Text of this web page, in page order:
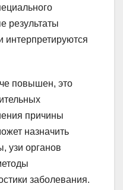
результаты
интерпретируются
повышен, это
причины
назначить
узи органов
заболевания.